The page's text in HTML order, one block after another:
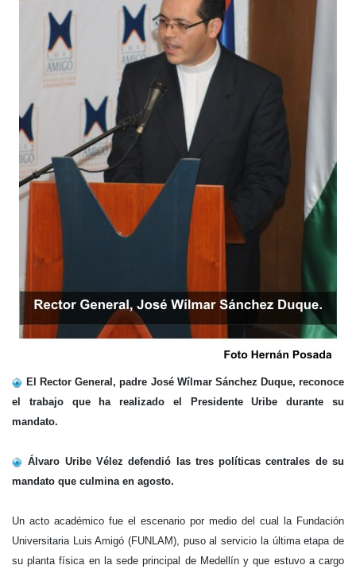
El Rector General, padre José Wílmar Sánchez Duque, reconoce
el trabajo que ha realizado el Presidente Uribe durante su
mandato.
Álvaro Uribe Vélez defendió las tres políticas centrales de su
mandato que culmina en agosto.
Un acto académico fue el escenario por medio del cual la Fundación
Universitaria Luis Amigó (FUNLAM), puso al servicio la última etapa de
su planta física en la sede principal de Medellín y que estuvo a cargo